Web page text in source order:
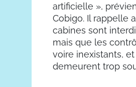
artificielle »,
Cobigo. Il rappelle
cabines sont
mais que les
voire inexistants,
demeurent trop